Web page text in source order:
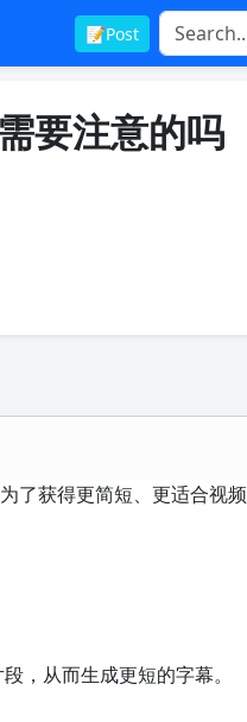
📝Post
要注意的吗
了获得更简短、更适合视频
，从而生成更短的字幕。